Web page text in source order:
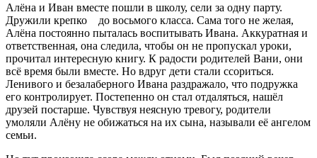
Алёна и Иван вместе пошли в школу, сели за одну парту.
Дружили крепко до восьмого класса. Сама того не желая,
Алёна постоянно пыталась воспитывать Ивана. Аккуратная и
ответственная, она следила, чтобы он не пропускал уроки,
прочитал интересную книгу. К радости родителей Вани, они
всё время были вместе. Но вдруг дети стали ссориться.
Ленивого и безалаберного Ивана раздражало, что подружка
его контролирует. Постепенно он стал отдаляться, нашёл
друзей постарше. Чувствуя неясную тревогу, родители
умоляли Алёну не обижаться на их сына, называли её ангелом
семьи.